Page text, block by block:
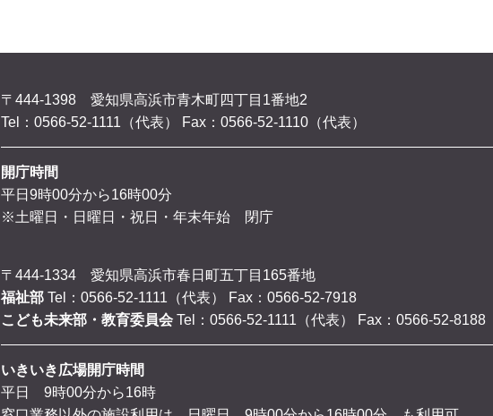
〒444-1398 愛知県高浜市青木町四丁目1番地2
Tel：0566-52-1111（代表）
Fax：0566-52-1110（代表）
開庁時間
平日9時00分から16時00分
※土曜日・日曜日・祝日・年末年始 閉庁
〒444-1334 愛知県高浜市春日町五丁目165番地
福祉部 Tel：0566-52-1111（代表）
Fax：0566-52-7918
こども未来部・教育委員会 Tel：0566-52-1111（代表） Fax：0566-52-8188
いきいき広場開庁時間
平日 9時00分から16時